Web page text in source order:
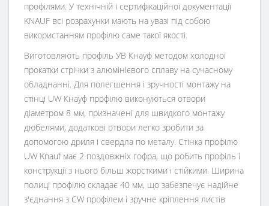
профілями. У технічній і сертифікаційної документації
KNAUF всі розрахунки мають на увазі під собою
використанням профілю саме такої якості.
Виготовляють профіль УВ Кнауф методом холодної
прокатки стрічки з алюмінієвого сплаву на сучасному
обладнанні. Для полегшення і зручності монтажу на
стінці UW Кнауф профілю виконуються отвори
діаметром 8 мм, призначені для швидкого монтажу
дюбелями, додаткові отвори легко зробити за
допомогою дриля і свердла по металу. Стінка профілю
UW Knauf має 2 поздовжніх гофра, що робить профіль і
конструкції з нього більш жорсткими і стійкими. Ширина
полиці профілю складає 40 мм, що забезпечує надійне
з'єднання з CW профілем і зручне кріплення листів